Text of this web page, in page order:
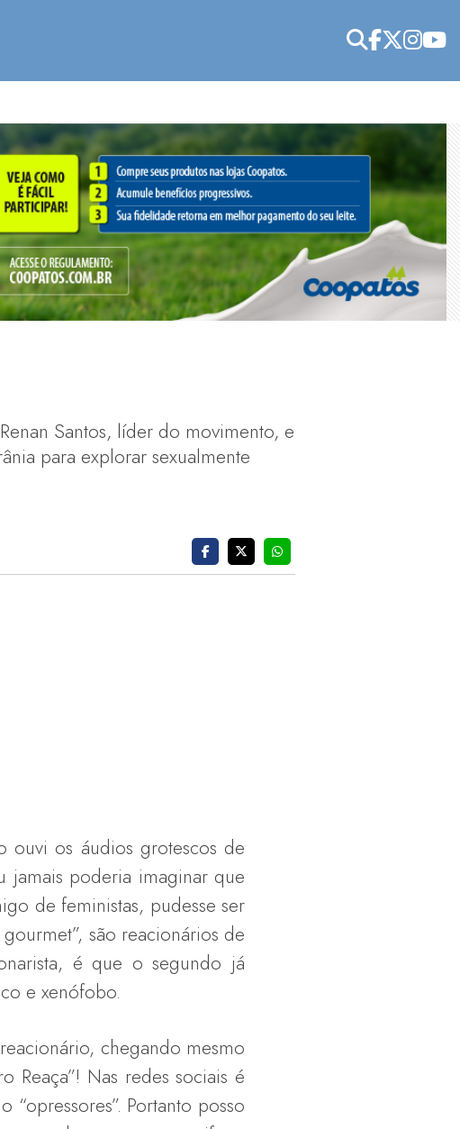
Santos, líder do movimento, e
para explorar sexualmente
ouvi os áudios grotescos de
jamais poderia imaginar que
de feministas, pudesse ser
são reacionários de
é que o segundo já
e xenófobo.
chegando mesmo
Nas redes sociais é
Portanto posso